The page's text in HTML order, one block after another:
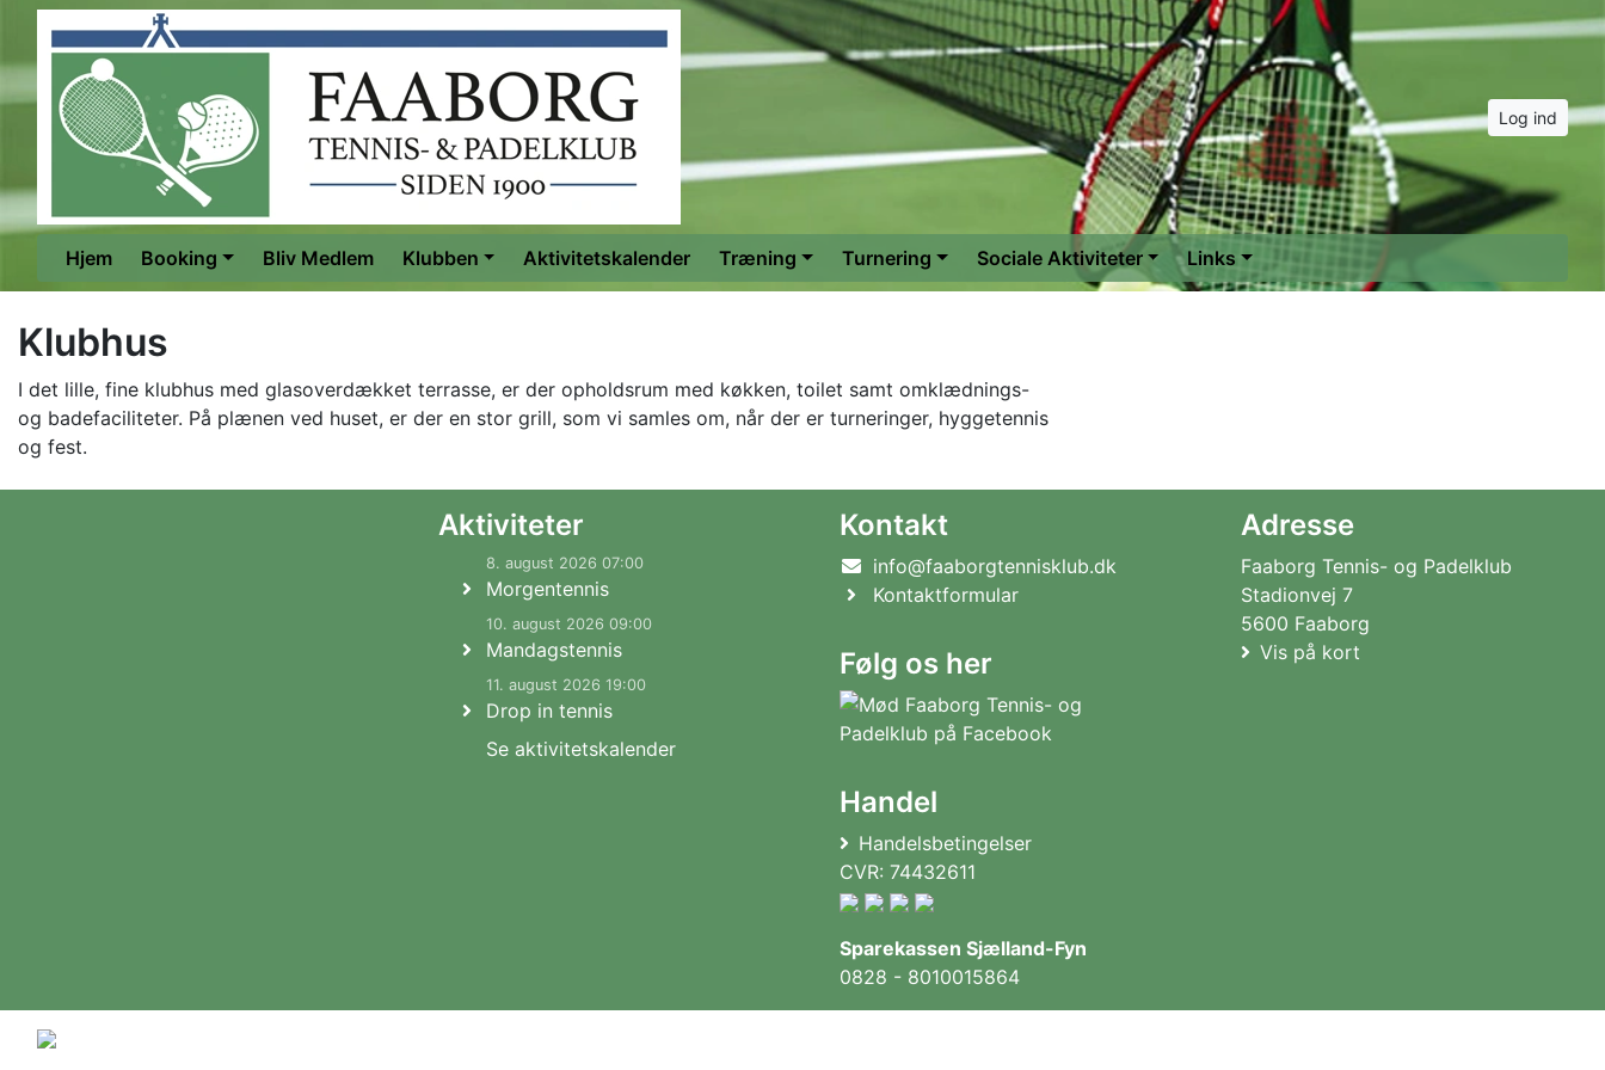
Log ind
Hjem Booking Bliv Medlem Klubben Aktivitetskalender Træning Turnering Sociale Aktiviteter Links
Klubhus
I det lille, fine klubhus med glasoverdækket terrasse, er der opholdsrum med køkken, toilet samt omklædnings-
og badefaciliteter. På plænen ved huset, er der en stor grill, som vi samles om, når der er turneringer, hyggetennis
og fest.
Aktiviteter
8. august 2026 07:00
Morgentennis
10. august 2026 09:00
Mandagstennis
11. august 2026 19:00
Drop in tennis
Se aktivitetskalender
Kontakt
info@faaborgtennisklub.dk
Kontaktformular
Følg os her
Handel
Handelsbetingelser
CVR: 74432611
Sparekassen Sjælland-Fyn
0828 - 8010015864
Adresse
Faaborg Tennis- og Padelklub
Stadionvej 7
5600 Faaborg
Vis på kort